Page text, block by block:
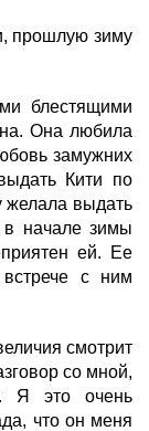
прошлую зиму
блестящими
Она любила
замужних
Кити по
желала выдать
в начале зимы
ей. Ее
с ним
смотрит
со мной,
Я это очень
что он меня